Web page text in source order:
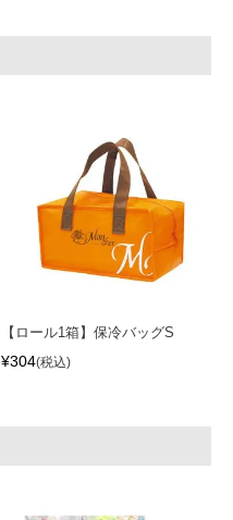
【ロール1箱】保冷バッグS
¥304 税込